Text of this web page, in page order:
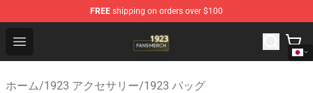
FREE shipping on orders over $100
Open menu
1923 Shop - Official 1923 Merchandise Store
ホーム/1923 アクセサリー/1923 バッグ